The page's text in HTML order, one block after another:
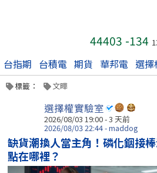
44403 -134
台指期 台積電 期貨 華邦電 選擇
標籤： 文曄
選擇權實驗室
2026/08/03 19:00 - 3 天前
2026/08/03 22:44 - maddog
缺貨潮換人當主角！磷化銦接
點在哪裡？